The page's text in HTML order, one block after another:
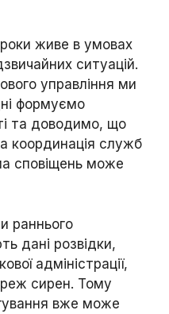
живе в умовах
ситуацій.
управління ми
формуємо
та доводимо, що
координація служб
сповіщень може
раннього
дані розвідки,
адміністрації,
сирен. Тому
вже може